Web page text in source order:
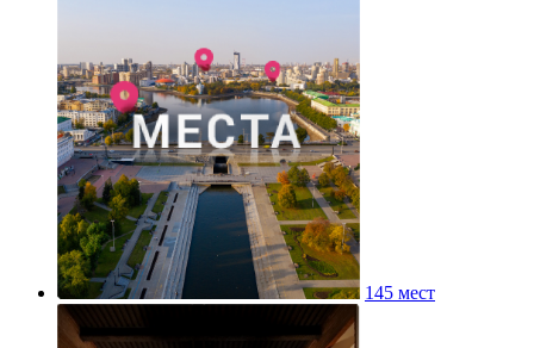
145 мест